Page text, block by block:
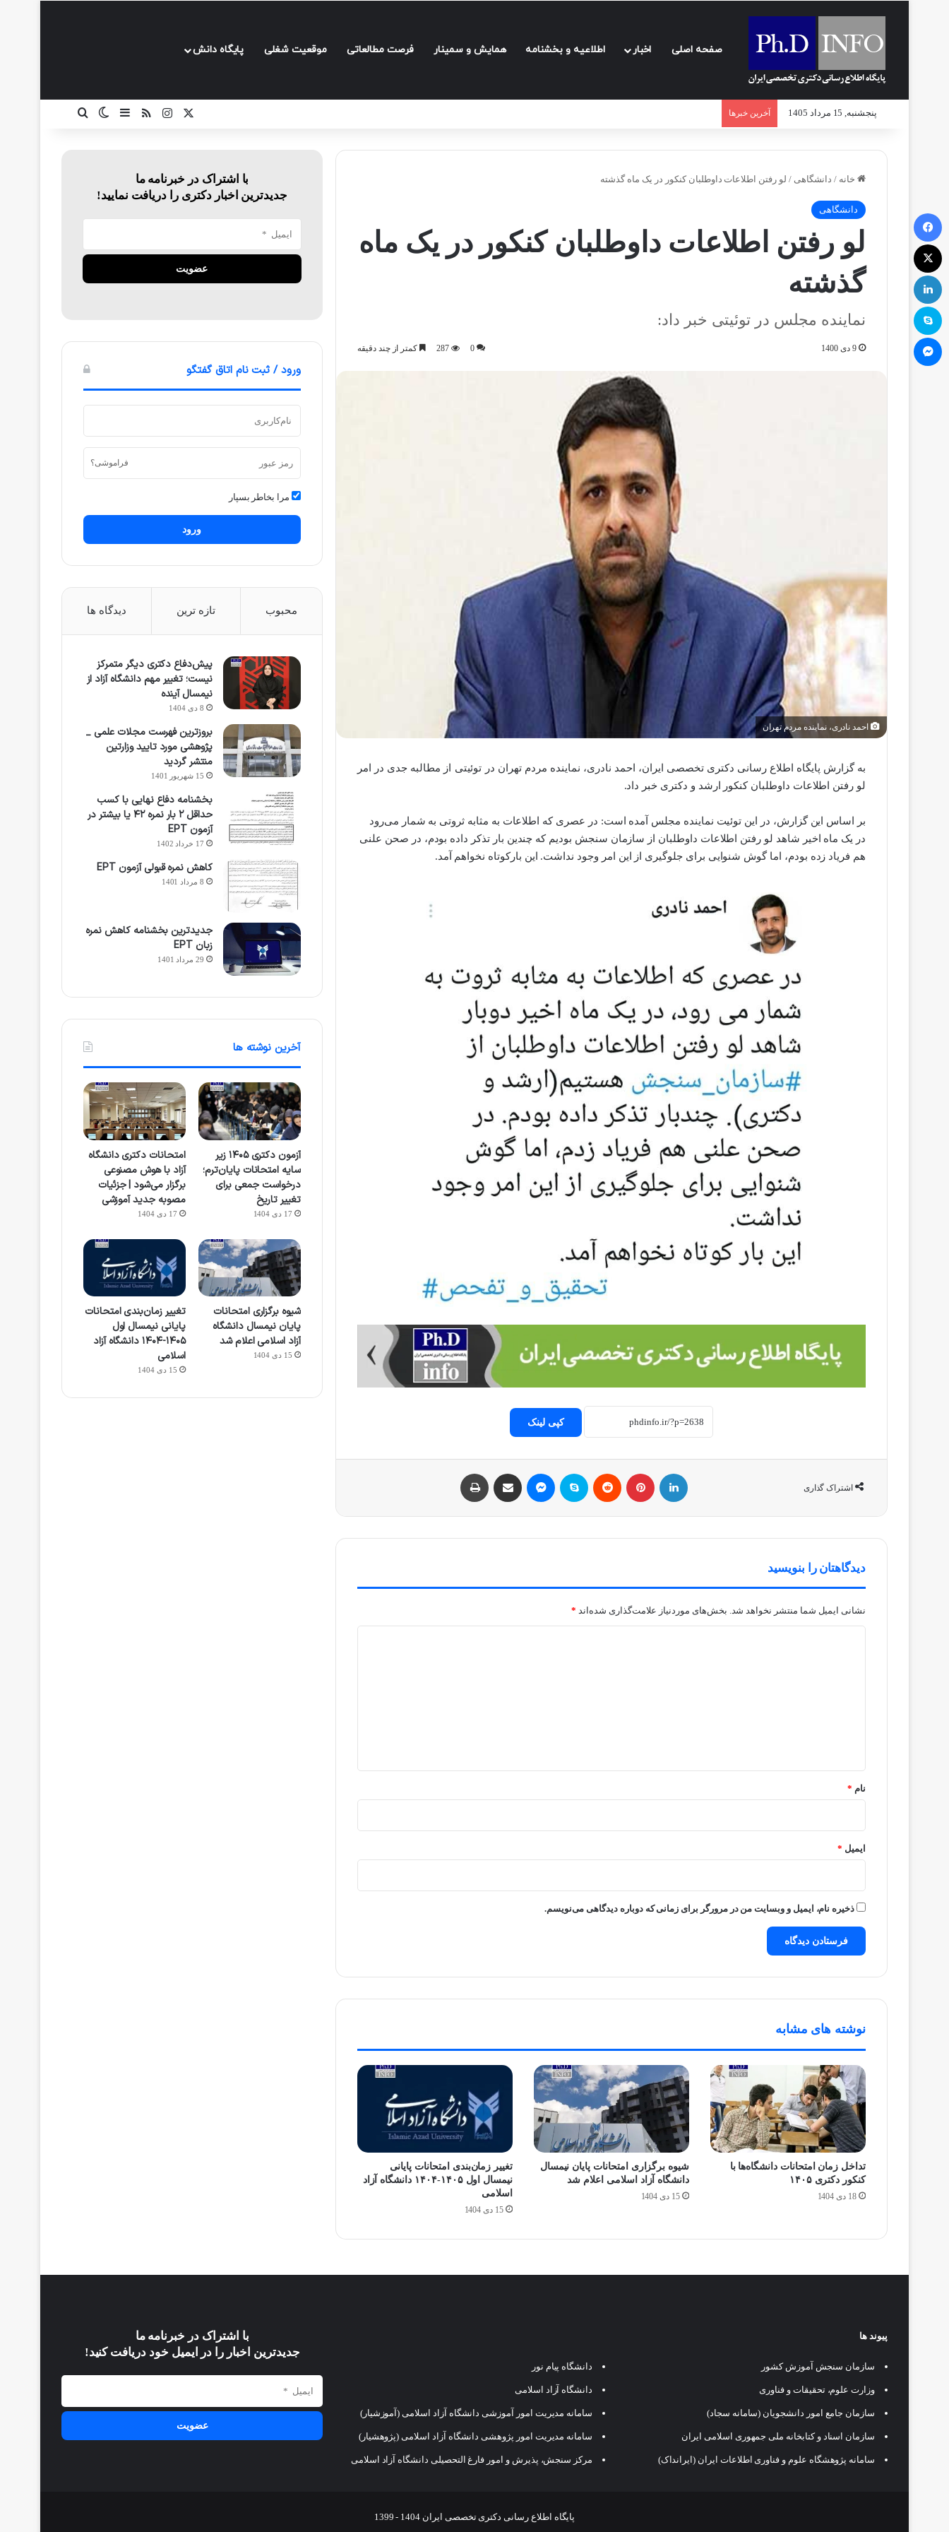
صفحه اصلی اخبار اطلاعیه و بخشنامه‌ همایش و سمینار فرصت مطالعاتی موقعیت شغلی پایگاه دانش
پنجشنبه, 15 مرداد 1405 آخرین خبرها ایکساینستاگرام
خوراکسایدبارتغییر پوسته
خانه / دانشگاهی / لو رفتن اطلاعات داوطلبان کنکور در یک ماه گذشته
دانشگاهی
لو رفتن اطلاعات داوطلبان کنکور در یک ماه
گذشته
نماینده مجلس در توئیتی خبر داد:
9 دی 1400 0
287 کمتر از چند دقیقه
احمد نادری، نماینده مردم تهران
به گزارش پایگاه اطلاع رسانی دکتری تخصصی ایران، احمد نادری، نماینده مردم تهران در توئیتی از مطالبه جدی در امر
لو رفتن اطلاعات داوطلبان کنکور ارشد و دکتری خبر داد.
بر اساس این گزارش، در این توئیت نماینده مجلس آمده است: در عصری که اطلاعات به مثابه ثروتی به شمار می‌رود
در یک ماه اخیر شاهد لو رفتن اطلاعات داوطلبان از سازمان سنجش بودیم که چندین بار تذکر داده بودم، در صحن علنی
هم فریاد زده بودم، اما گوش شنوایی برای جلوگیری از این امر وجود نداشت. این بارکوتاه نخواهم آمد.
کپی لینک
اشتراک گذاری
دیدگاهتان را بنویسید
نشانی ایمیل شما منتشر نخواهد شد. بخش‌های موردنیاز علامت‌گذاری شده‌اند *
نام *
ایمیل *
ذخیره نام، ایمیل و وبسایت من در مرورگر برای زمانی که دوباره دیدگاهی می‌نویسم.
نوشته های مشابه
تداخل زمان امتحانات دانشگاه‌ها با
کنکور دکتری ۱۴۰۵
18 دی 1404
شیوه برگزاری امتحانات پایان نیمسال
دانشگاه آزاد اسلامی اعلام شد
15 دی 1404
تغییر زمان‌بندی امتحانات پایانی
نیمسال اول ۱۴۰۵-۱۴۰۴ دانشگاه آزاد
اسلامی
15 دی 1404
با اشتراک در خبرنامه ما
جدیدترین اخبار دکتری را دریافت نمایید!
ورود / ثبت نام اتاق گفتگو
فراموشی؟
مرا بخاطر بسپار
ورود
محبوب تازه ترین دیدگاه ها
پیش‌دفاع دکتری دیگر متمرکز
نیست؛ تغییر مهم دانشگاه آزاد از
نیمسال آینده
8 دی 1404
بروزترین فهرست مجلات علمی _
پژوهشی مورد تایید وزارتین
منتشر گردید
15 شهریور 1401
بخشنامه دفاع نهایی با کسب
حداقل ۲ بار نمره ۴۲ یا بیشتر در
آزمون EPT
17 خرداد 1402
کاهش نمره قبولی آزمون EPT
8 مرداد 1401
جدیدترین بخشنامه کاهش نمره
زبان EPT
29 مرداد 1401
آخرین نوشته ها
آزمون دکتری ۱۴۰۵ زیر
سایه امتحانات پایان‌ترم؛
درخواست جمعی برای
تغییر تاریخ
17 دی 1404
امتحانات دکتری دانشگاه
آزاد با هوش مصنوعی
برگزار می‌شود | جزئیات
مصوبه جدید آموزشی
17 دی 1404
شیوه برگزاری امتحانات
پایان نیمسال دانشگاه
آزاد اسلامی اعلام شد
15 دی 1404
تغییر زمان‌بندی امتحانات
پایانی نیمسال اول
۱۴۰۵-۱۴۰۴ دانشگاه آزاد
اسلامی
15 دی 1404
پیوند ها
سازمان سنجش آموزش کشور
وزارت علوم، تحقیقات و فناوری
سازمان جامع امور دانشجویان (سامانه سجاد)
سازمان اسناد و کتابخانه ملی جمهوری اسلامی ایران
سامانه پژوهشگاه علوم و فناوری اطلاعات ایران (ایرانداک)
دانشگاه پیام نور
دانشگاه آزاد اسلامی
سامانه مدیریت امور آموزشی دانشگاه آزاد اسلامی (آموزشیار)
سامانه مدیریت امور پژوهشی دانشگاه آزاد اسلامی (پژوهشیار)
مرکز سنجش، پذیرش و امور فارغ التحصیلی دانشگاه آزاد اسلامی
با اشتراک در خبرنامه ما
جدیدترین اخبار را در ایمیل خود دریافت کنید!
پایگاه اطلاع رسانی دکتری تخصصی ایران 1404 - 1399